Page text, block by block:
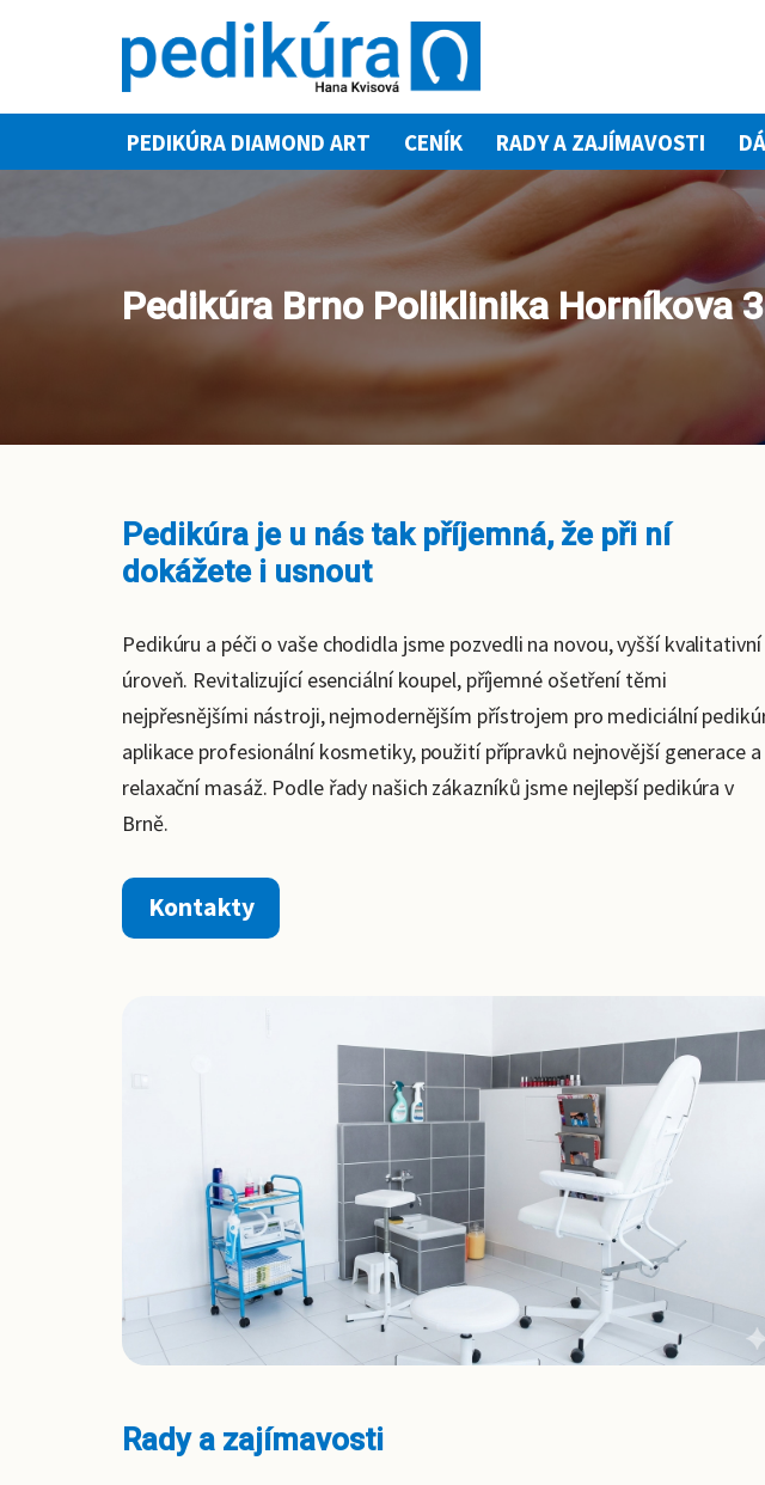
PEDIKÚRA DIAMOND ART CENÍK RADY A ZAJÍMAVOSTI
Pedikúra Brno Poliklinika Horníkova
Pedikúra je u nás tak příjemná, že při ní
dokážete i usnout
Pedikúru a péči o vaše chodidla jsme pozvedli na novou, vyšší kvalitativní
úroveň. Revitalizující esenciální koupel, příjemné ošetření těmi
nejpřesnějšími nástroji, nejmodernějším přístrojem pro mediciální
aplikace profesionální kosmetiky, použití přípravků nejnovější generace a
relaxační masáž. Podle řady našich zákazníků jsme nejlepší pedikúra v
Brně.
Kontakty
Rady a zajímavosti